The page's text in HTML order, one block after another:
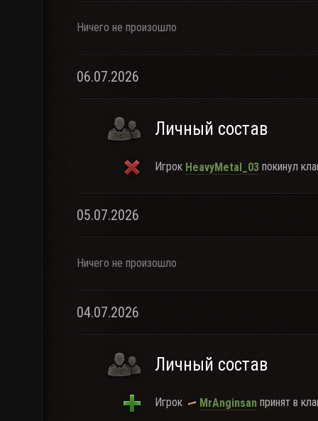
Ничего не произошло
06.07.2026
Личный состав
Игрок HeavyMetal_03 покинул
05.07.2026
Ничего не произошло
04.07.2026
Личный состав
Игрок MrAnginsan принят в